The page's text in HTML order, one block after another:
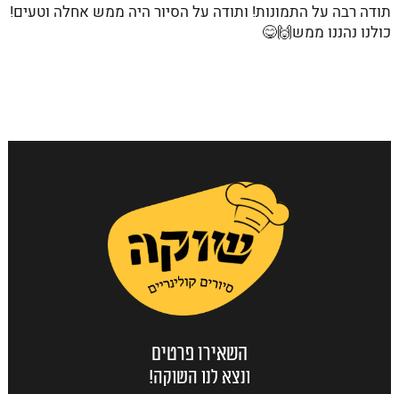
תודה רבה על התמונות! ותודה על הסיור היה ממש אחלה וטעים!
כולנו נהננו ממש🙌😋
השאירו פרטים
ונצא לנו השוקה!